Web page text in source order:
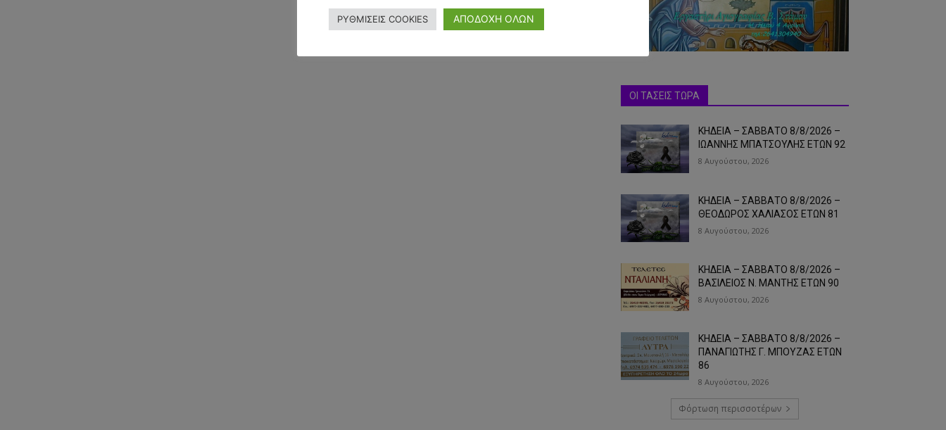
ΟΙ ΤΑΣΕΙΣ ΤΩΡΑ
ΚΗΔΕΙΑ – ΣΑΒΒΑΤΟ 8/8/2026 –
ΙΩΑΝΝΗΣ ΜΠΑΤΣΟΥΛΗΣ ΕΤΩΝ 92
8 Αυγούστου, 2026
ΚΗΔΕΙΑ – ΣΑΒΒΑΤΟ 8/8/2026 –
ΘΕΟΔΩΡΟΣ ΧΑΛΙΑΣΟΣ ΕΤΩΝ 81
8 Αυγούστου, 2026
ΚΗΔΕΙΑ – ΣΑΒΒΑΤΟ 8/8/2026 –
ΒΑΣΙΛΕΙΟΣ Ν. ΜΑΝΤΗΣ ΕΤΩΝ 90
8 Αυγούστου, 2026
ΚΗΔΕΙΑ – ΣΑΒΒΑΤΟ 8/8/2026 –
ΠΑΝΑΓΙΩΤΗΣ Γ. ΜΠΟΥΖΑΣ ΕΤΩΝ
86
8 Αυγούστου, 2026
Φόρτωση περισσοτέρων
ΡΥΘΜΙΣΕΙΣ COOKIES ΑΠΟΔΟΧΗ ΟΛΩΝ